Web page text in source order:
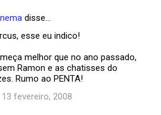
disse…
esse eu indico!
melhor que no ano passado,
Ramon e as chatisses do
Rumo ao PENTA!
fevereiro, 2008